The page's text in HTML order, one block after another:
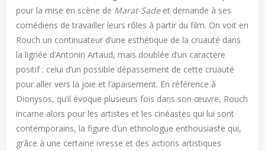
pour la mise en scène de Marat-Sadeet demande à ses
comédiens de travailler leurs rôles à partir du film. On voit en
Rouch un continuateur d’une esthétique de la cruauté dans
la lignée d’Antonin Artaud, mais doublée d’un caractère
positif : celui d’un possible dépassement de cette cruauté
pour aller vers la joie et l’apaisement. En référence à
Dionysos, qu’il évoque plusieurs fois dans son œuvre, Rouch
incarne alors pour les artistes et les cinéastes qui lui sont
contemporains, la figure d’un ethnologue enthousiaste qui,
grâce à une certaine ivresse et des actions artistiques